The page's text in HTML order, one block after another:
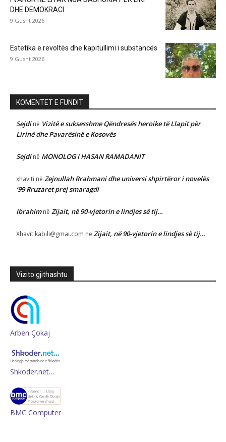
DHE DEMOKRACI
9 Gusht 2026
Estetika e revoltës dhe kapitullimi i substancës
9 Gusht 2026
KOMENTET E FUNDIT
Sejdinë Vizitë e suksesshme Qëndresës heroike të Llapit për
Lirinë dhe Pavarësinë e Kosovës
Sejdinë MONOLOG I HASAN RAMADANIT
xhaviti në Zejnullah Rrahmani dhe universi shpirtëror i novelës
‘99 Rruzaret prej smaragdi
Ibrahimnë Zijait, në 90-vjetorin e lindjes së tij…
Xhavit.kabili@gmai.com në Zijait, në 90-vjetorin e lindjes së tij…
Vizito gjithashtu
Arben Çokaj
Shkoder.net…
BMC Computer